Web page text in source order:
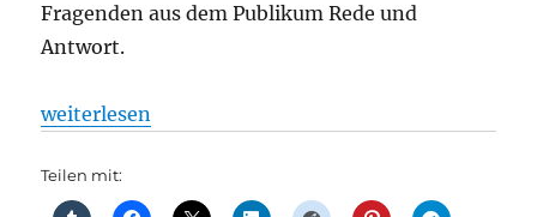
Fragenden aus dem Publikum Rede und
Antwort.
„Fahrgastsprechtag S-Bahn 2025, aus Bahninfo“
weiterlesen
Teilen mit: